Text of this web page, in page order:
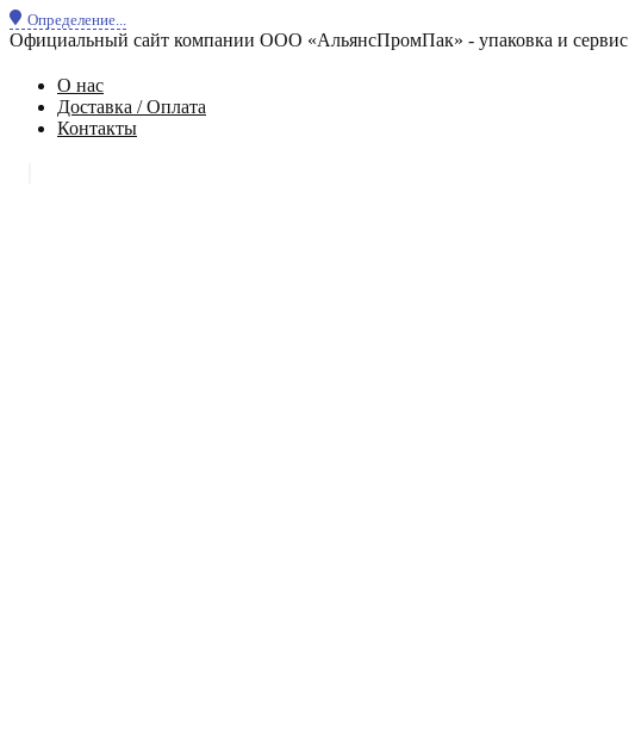
Определение...
Официальный сайт компании ООО «АльянсПромПак» - упаковка и сервис
О нас
Доставка / Оплата
Контакты